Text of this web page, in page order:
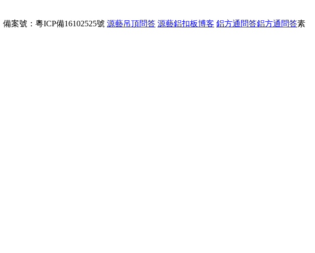
備案號：粵ICP備16102525號 源藝吊頂問答 源藝鋁扣板博客 鋁方通問答鋁方通問答素